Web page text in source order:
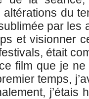
du
par les
et visionner
était
film que je
temps,
j’étais